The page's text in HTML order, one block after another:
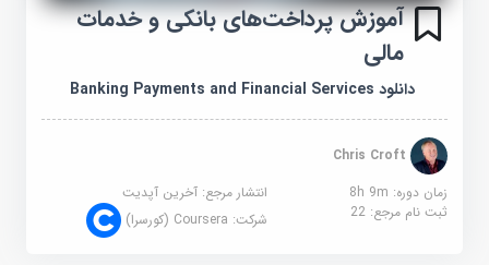
آموزش پرداخت‌های بانکی و خدمات
مالی
دانلود Banking Payments and Financial Services
Chris Croft
زمان دوره: 8h 9m
انتشار مرجع:آخرین آپدیت
ثبت نام مرجع:22 شرکت:Coursera (کورسرا)